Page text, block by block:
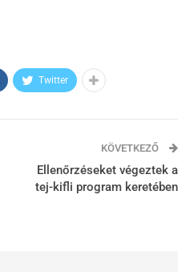
Twitter
KÖVETKEZŐ
Ellenőrzéseket végeztek a
tej-kifli program keretében